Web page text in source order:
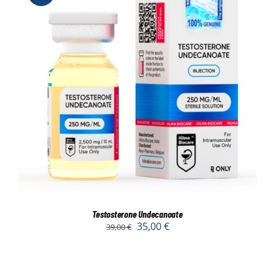
Testosterone Undecanoate
39,00€ 35,00€